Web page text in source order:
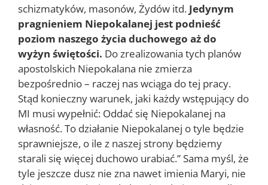
schizmatyków, masonów, Żydów itd. Jedynym
pragnieniem Niepokalanej jest podnieść
poziom naszego życia duchowego aż do
wyżyn świętości. Do zrealizowania tych planów
apostolskich Niepokalana nie zmierza
bezpośrednio – raczej nas wciąga do tej pracy.
Stąd konieczny warunek, jaki każdy wstępujący do
MI musi wypełnić: Oddać się Niepokalanej na
własność. To działanie Niepokalanej o tyle będzie
sprawniejsze, o ile z naszej strony będziemy
starali się więcej duchowo urabiać.” Sama myśl, że
tyle jeszcze dusz nie zna nawet imienia Maryi, nie